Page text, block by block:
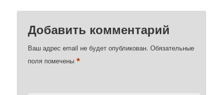
Добавить комментарий
Ваш адрес email не будет опубликован. Обязательные
поля помечены*